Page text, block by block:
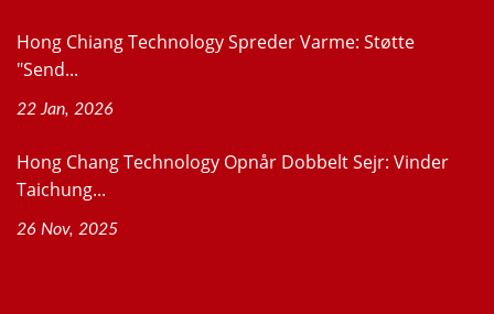
Hong Chiang Technology Spreder Varme: Støtte
"Send...
22 Jan, 2026
Hong Chang Technology Opnår Dobbelt Sejr: Vinder
Taichung...
26 Nov, 2025